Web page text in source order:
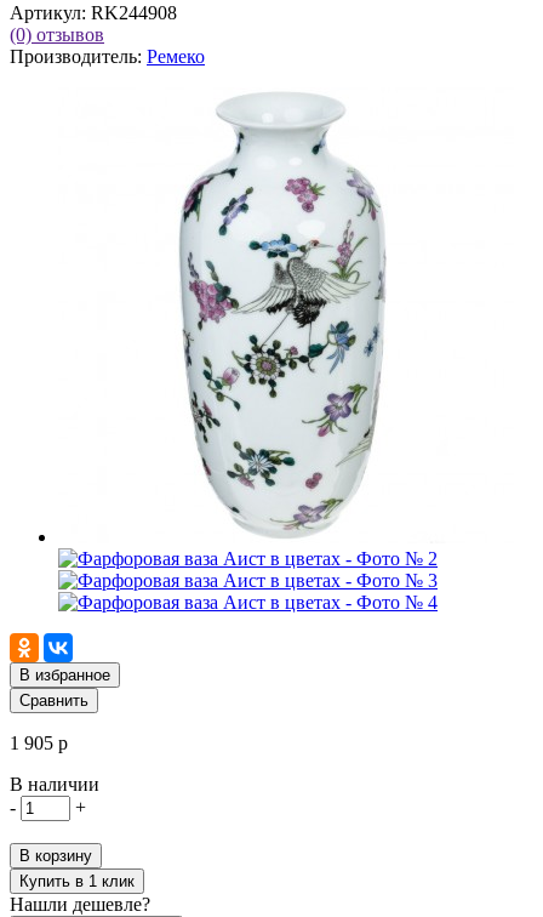
Артикул: RK244908
(0) отзывов
Производитель: Ремеко
В избранное
Сравнить
1 905 р
В наличии
-
+
В корзину
Купить в 1 клик
Нашли дешевле?